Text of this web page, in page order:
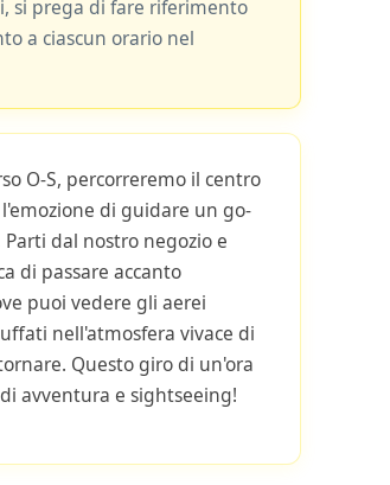
si prega di fare riferimento
a ciascun orario nel
O-S, percorreremo il centro
di guidare un go-
dal nostro negozio e
di passare accanto
puoi vedere gli aerei
nell'atmosfera vivace di
Questo giro di un'ora
avventura e sightseeing!